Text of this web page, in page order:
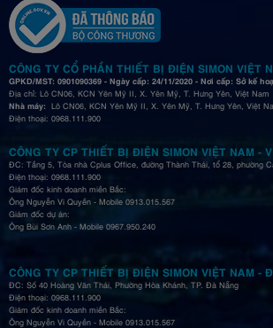
CÔNG TY CỔ PHẦN THIẾT BỊ ĐIỆN SIMON VIỆT
GPKD/MST: 0901090369 - Ngày cấp: 24/11/2020 - Nơi cấp: Sở kế
Địa chỉ: Lô CN06, KCN Yên Mỹ II, X. Yên Mỹ, T. Hưng Yên, Việt Nam
Nhà máy: Lô CN06, KCN Yên Mỹ II, X. Yên Mỹ, T. Hưng Yên, Việt
Điện thoại: 0968.111.900
CÔNG TY CP THIẾT BỊ ĐIỆN SIMON VIỆT NAM -
ĐC: Tầng 5, Tòa nhà Cplus Office, đường Thành Thái, tổ 28, phường
Điện thoại: 0968.111.900
Giám đốc kinh doanh miền Bắc:
Ông Nguyễn Vi Quyền - Mobile 0913.015.567
Giám đốc dự án:
Ông Bùi Sơn Anh - Mobile 0967.950.240
CÔNG TY CP THIẾT BỊ ĐIỆN SIMON VIỆT NAM -
ĐC: Số 40 Hoàng Văn Thái, Phường Hòa Khánh, TP. Đà Nẵng
Điện thoại: 0968.111.900
Giám đốc kinh doanh miền Bắc:
Ông Nguyễn Vi Quyền - Mobile 0913.015.567